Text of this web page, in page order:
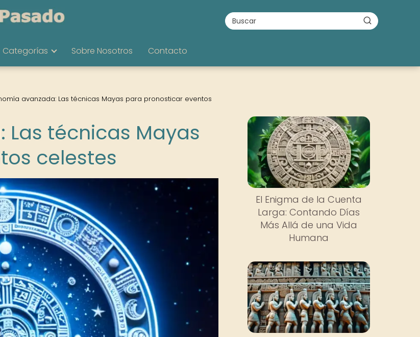
Categorías Sobre Nosotros Contacto
avanzada: Las técnicas Mayas para pronosticar eventos
técnicas Mayas
celestes
El Enigma de la Cuenta
Larga: Contando Días
Más Allá de una Vida
Humana